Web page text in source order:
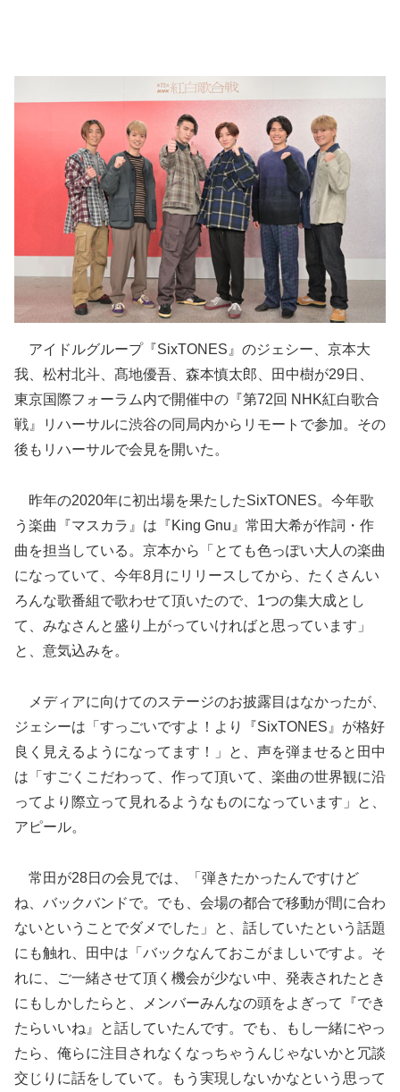
アイドルグループ『SixTONES』のジェシー、京本大
我、松村北斗、髙地優吾、森本慎太郎、田中樹が29日、
東京国際フォーラム内で開催中の『第72回 NHK紅白歌合
戦』リハーサルに渋谷の同局内からリモートで参加。その
後もリハーサルで会見を開いた。
昨年の2020年に初出場を果たしたSixTONES。今年歌
う 楽曲『マスカラ』は『King Gnu』常田大希が作詞・作
曲を担当している。京本から「とても色っぽい大人の楽曲
になっていて、今年8月にリリースしてから、たくさんい
ろんな歌番組で歌わせて頂いたので、1つの集大成とし
て、みなさんと盛り上がっていければと思っています」
と、意気込みを。
メディアに向けてのステージのお披露目はなかったが、
ジェシーは「すっごいですよ！より『SixTONES』が格好
良く見えるようになってます！」と、声を弾ませると田中
は「すごくこだわって、作って頂いて、楽曲の世界観に沿
ってより際立って見れるようなものになっています」と、
アピール。
常田が28日の会見では、「弾きたかったんですけど
ね、バックバンドで。でも、会場の都合で移動が間に合わ
ないということでダメでした」と、話していたという話題
にも触れ、田中は「バックなんておこがましいですよ。そ
れに、ご一緒させて頂く機会が少ない中、発表されたとき
にもしかしたらと、メンバーみんなの頭をよぎって『でき
たらいいね』と話していたんです。でも、もし一緒にやっ
たら、俺らに注目されなくなっちゃうんじゃないかと冗談
交じりに話をしていて。もう実現しないかなという思って